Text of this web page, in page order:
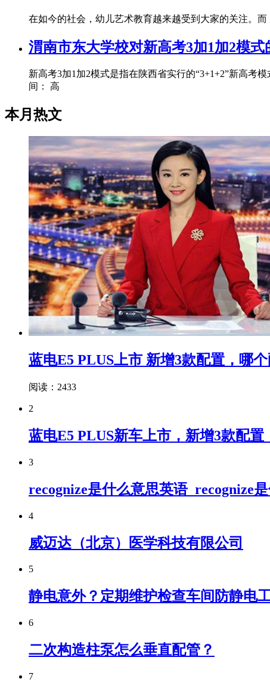
在如今的社会，幼儿艺术教育越来越受到大家的关注。
渭南市东大学校对新高考3加1加2模式
新高考3加1加2模式是指在陕西省实行的“3+1+2”新高考
间： 高
本月热文
蓝电E5 PLUS上市 新增3款配置，哪
阅读：2433
2
蓝电E5 PLUS新车上市，新增3款配置
3
recognize是什么意思英语_recognize
4
威迈达（北京）医学科技有限公司
5
静电意外？定期维护检查车间防静电
6
二次构造柱泵怎么垂直配管？
7